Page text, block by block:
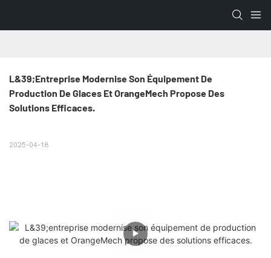
L&39;entreprise Modernise Son Équipement De
Production De Glaces Et OrangeMech Propose Des
Solutions Efficaces.
2025-04-18